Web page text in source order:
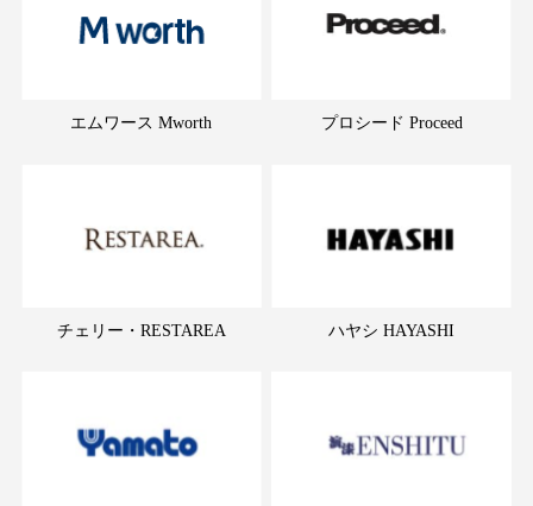
エムワース Mworth プロシード Proceed
チェリー・RESTAREA ハヤシ HAYASHI